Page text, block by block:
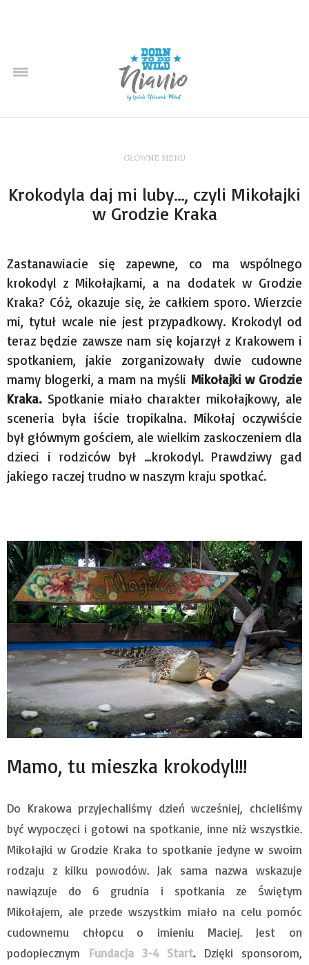
GŁÓWNE MENU
Krokodyla daj mi luby…, czyli Mikołajki
w Grodzie Kraka
Zastanawiacie się zapewne, co ma wspólnego
krokodyl z Mikołajkami, a na dodatek w Grodzie
Kraka? Cóż, okazuje się, że całkiem sporo. Wierzcie
mi, tytuł wcale nie jest przypadkowy. Krokodyl od
teraz będzie zawsze nam się kojarzył z Krakowem i
spotkaniem, jakie zorganizowały dwie cudowne
mamy blogerki, a mam na myśli Mikołajki w Grodzie
Kraka. Spotkanie miało charakter mikołajkowy, ale
sceneria była iście tropikalna. Mikołaj oczywiście
był głównym gościem, ale wielkim zaskoczeniem dla
dzieci i rodziców był …krokodyl. Prawdziwy gad
jakiego raczej trudno w naszym kraju spotkać.
Mamo, tu mieszka krokodyl!!!
Do Krakowa przyjechaliśmy dzień wcześniej, chcieliśmy
być wypoczęci i gotowi na spotkanie, inne niż wszystkie.
Mikołajki w Grodzie Kraka to spotkanie jedyne w swoim
rodzaju z kilku powodów. Jak sama nazwa wskazuje
nawiązuje do 6 grudnia i spotkania ze Świętym
Mikołajem, ale przede wszystkim miało na celu pomóc
cudownemu chłopcu o imieniu Maciej. Jest on
podopiecznym Fundacja 3-4 Start. Dzięki sponsorom,